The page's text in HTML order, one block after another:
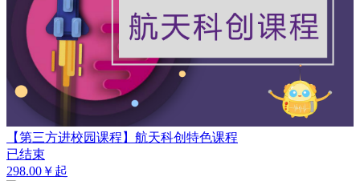
【第三方进校园课程】航天科创特色课程
已结束
298.00￥起